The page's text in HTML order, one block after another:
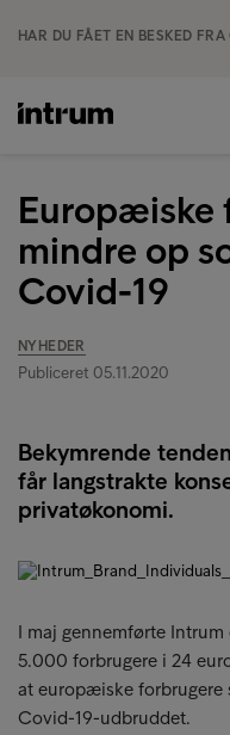
HAR DU FÅET EN BESKED FRA
Europæiske
mindre op
Covid-19
NYHEDER
Publiceret 05.11.2020
Bekymrende
får langstrakte
privatøkonomi.
I maj gennemførte Intrum
5.000 forbrugere i 24
at europæiske forbrugere
Covid-19-udbruddet.